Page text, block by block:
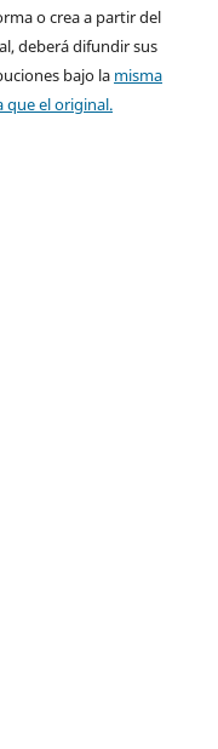
o crea a partir del
deberá difundir sus
bajo la misma
que el original.